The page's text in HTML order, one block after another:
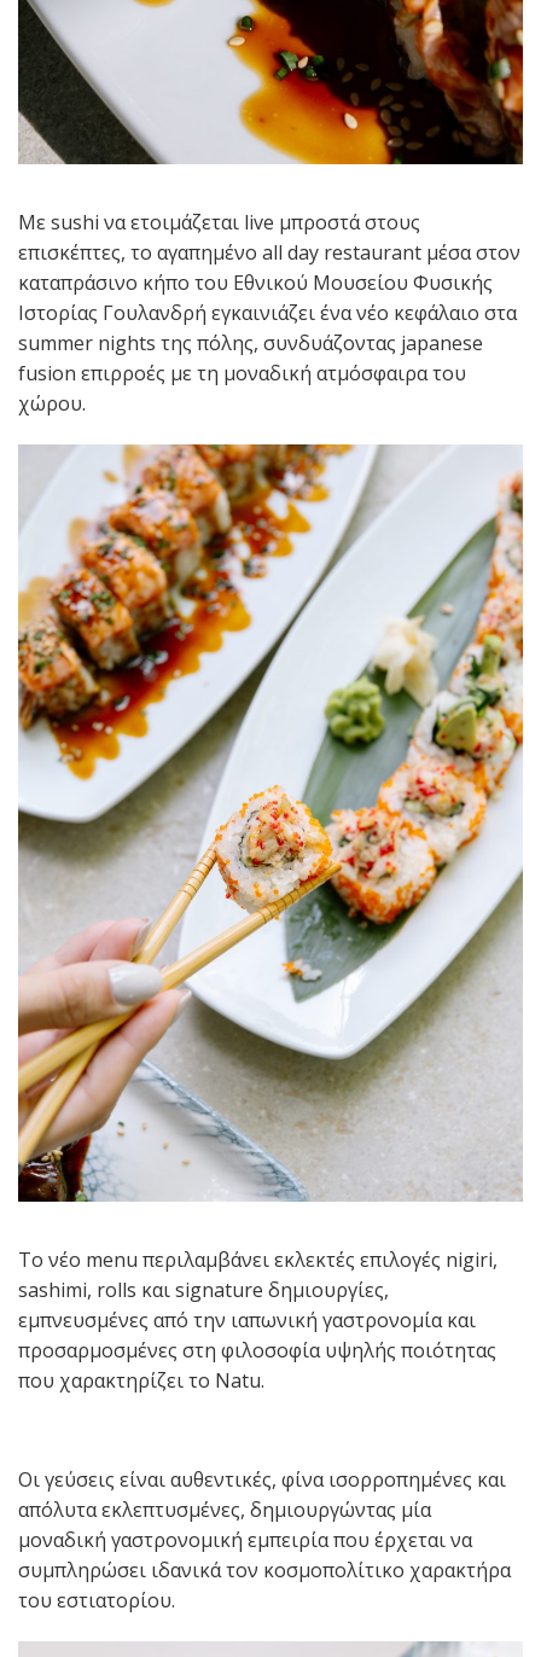
Με sushi να ετοιμάζεται live μπροστά στους
επισκέπτες, το αγαπημένο all day restaurant μέσα στον
καταπράσινο κήπο του Εθνικού Μουσείου Φυσικής
Ιστορίας Γουλανδρή εγκαινιάζει ένα νέο κεφάλαιο στα
summer nights της πόλης, συνδυάζοντας japanese
fusion επιρροές με τη μοναδική ατμόσφαιρα του
χώρου.
Το νέο menu περιλαμβάνει εκλεκτές επιλογές nigiri,
sashimi, rolls και signature δημιουργίες,
εμπνευσμένες από την ιαπωνική γαστρονομία και
προσαρμοσμένες στη φιλοσοφία υψηλής ποιότητας
που χαρακτηρίζει το Natu.
Οι γεύσεις είναι αυθεντικές, φίνα ισορροπημένες και
απόλυτα εκλεπτυσμένες, δημιουργώντας μία
μοναδική γαστρονομική εμπειρία που έρχεται να
συμπληρώσει ιδανικά τον κοσμοπολίτικο χαρακτήρα
του εστιατορίου.